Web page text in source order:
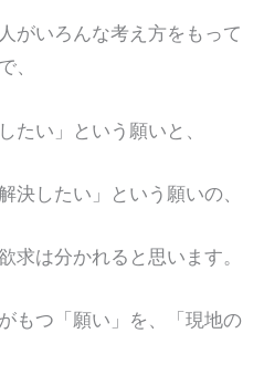
いろんな考え方をもって
、
い」という願いと、
したい」という願いの、
は分かれると思います。
つ「願い」を、「現地の